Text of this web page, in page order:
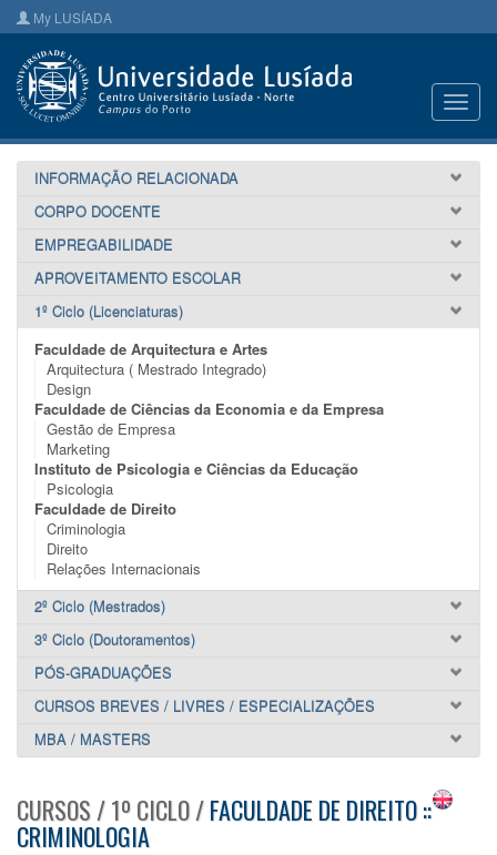
My LUSÍADA
INFORMAÇÃO RELACIONADA
CORPO DOCENTE
EMPREGABILIDADE
APROVEITAMENTO ESCOLAR
1º Ciclo (Licenciaturas)
Faculdade de Arquitectura e Artes
Arquitectura ( Mestrado Integrado)
Design
Faculdade de Ciências da Economia e da Empresa
Gestão de Empresa
Marketing
Instituto de Psicologia e Ciências da Educação
Psicologia
Faculdade de Direito
Criminologia
Direito
Relações Internacionais
2º Ciclo (Mestrados)
3º Ciclo (Doutoramentos)
PÓS-GRADUAÇÕES
CURSOS BREVES / LIVRES / ESPECIALIZAÇÕES
MBA / MASTERS
CURSOS / 1º CICLO /FACULDADE DE DIREITO ::
CRIMINOLOGIA